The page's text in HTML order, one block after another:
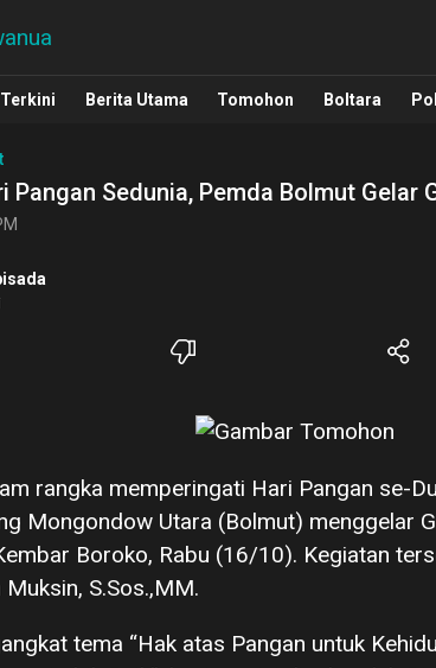
Sulawesi Utara, Kawanua, Politik,
Berita Utama Tomohon Boltara
Pangan Sedunia, Pemda Bolmut Gelar
rangka memperingati Hari Pangan se-
Mongondow Utara (Bolmut) menggelar
Boroko, Rabu (16/10). Kegiatan
S.Sos.,MM.
tema “Hak atas Pangan untuk